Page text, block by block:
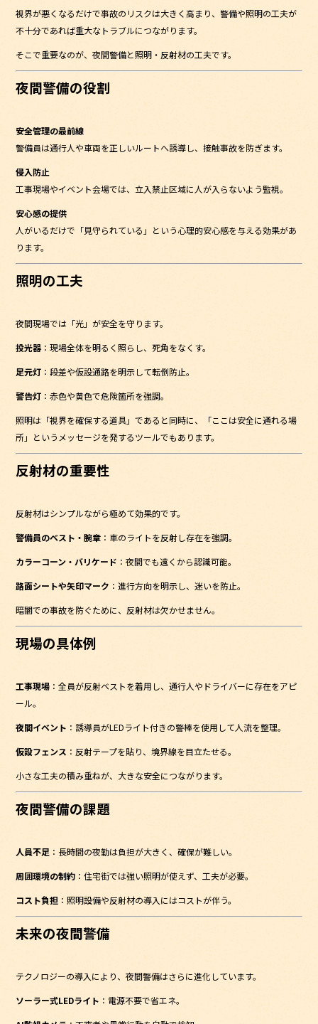
視界が悪くなるだけで事故のリスクは大きく高まり、警備や照明の工夫が
不十分であれば重大なトラブルにつながります。
そこで重要なのが、夜間警備と照明・反射材の工夫です。
夜間警備の役割
安全管理の最前線
警備員は通行人や車両を正しいルートへ誘導し、接触事故を防ぎます。
侵入防止
工事現場やイベント会場では、立入禁止区域に人が入らないよう監視。
安心感の提供
人がいるだけで「見守られている」という心理的安心感を与える効果があ
ります。
照明の工夫
夜間現場では「光」が安全を守ります。
投光器 ：現場全体を明るく照らし、死角をなくす。
足元灯 ：段差や仮設通路を明示して転倒防止。
警告灯 ：赤色や黄色で危険箇所を強調。
照明は「視界を確保する道具」であると同時に、「ここは安全に通れる場
所」というメッセージを発するツールでもあります。
反射材の重要性
反射材はシンプルながら極めて効果的です。
警備員のベスト・腕章 ：車のライトを反射し存在を強調。
カラーコーン・バリケード ：夜間でも遠くから認識可能。
路面シートや矢印マーク ：進行方向を明示し、迷いを防止。
暗闇での事故を防ぐために、反射材は欠かせません。
現場の具体例
工事現場 ：全員が反射ベストを着用し、通行人やドライバーに存在をアピ
ール。
夜間イベント ：誘導員がLEDライト付きの警棒を使用して人流を整理。
仮設フェンス ：反射テープを貼り、境界線を目立たせる。
小さな工夫の積み重ねが、大きな安全につながります。
夜間警備の課題
人員不足 ：長時間の夜勤は負担が大きく、確保が難しい。
周囲環境の制約 ：住宅街では強い照明が使えず、工夫が必要。
コスト負担 ：照明設備や反射材の導入にはコストが伴う。
未来の夜間警備
テクノロジーの導入により、夜間警備はさらに進化しています。
ソーラー式LEDライト ：電源不要で省エネ。